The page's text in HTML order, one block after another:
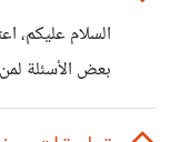
السلام عليكم،
بعض الأسئلة
الموردين حيث